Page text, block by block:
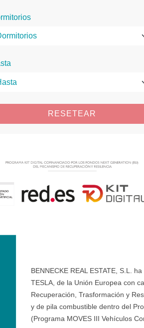
RESETEAR
BENNECKE REAL ESTATE, S.L.
TESLA, de la Unión Europea con
Recuperación, Trasformación y
y de pila combustible dentro del
(Programa MOVES III Vehículos